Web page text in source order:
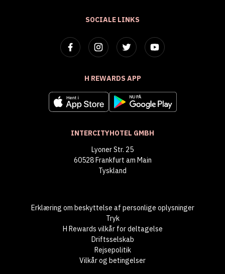
SOCIALE LINKS
H REWARDS APP
INTERCITYHOTEL GMBH
Lyoner Str. 25
60528 Frankfurt am Main
Tyskland
Erklæring om beskyttelse af personlige oplysninger
Tryk
H Rewards vilkår for deltagelse
Driftsselskab
Rejsepolitik
Vilkår og betingelser